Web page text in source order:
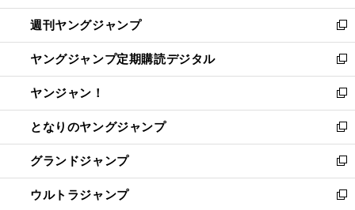
開
く
ウ
で
開
く
ン
ド
ウ
で
開
く
ウ
ィ
ン
ド
ウ
で
開
く
週刊ヤングジャンプ
新
し
い
ウ
ィ
ン
ド
ウ
で
開
く
ヤングジャンプ定期購読デジタル
新
し
い
ウ
ィ
ン
ド
ウ
で
ヤンジャン！
新
し
い
ウ
ィ
ン
ド
となりのヤングジャンプ
新
し
い
ウ
ィ
グランドジャンプ
新
し
い
ウルトラジャンプ
新